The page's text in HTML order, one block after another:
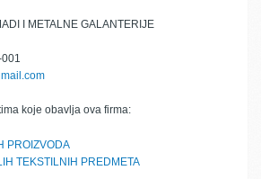
I METALNE GALANTERIJE
koje obavlja ova firma:
PROIZVODA
TEKSTILNIH PREDMETA